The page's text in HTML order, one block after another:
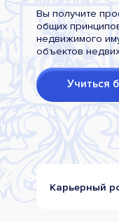
Вы получите
общих
недвижимого
объектов
Учиться
Карьерный